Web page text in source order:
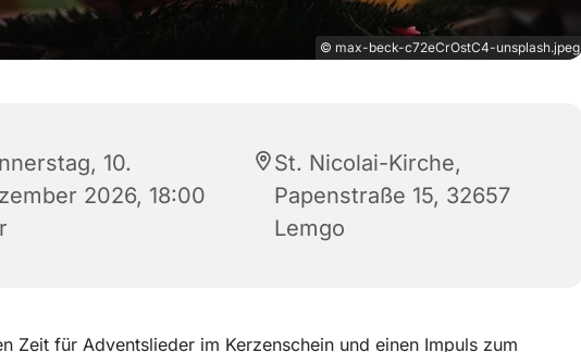
© max-beck-c72eCrOstC4-unsplash.jpeg
10.
2026, 18:00
St. Nicolai-Kirche,
Papenstraße 15, 32657
Lemgo
Zeit für Adventslieder im Kerzenschein und einen Impuls zum